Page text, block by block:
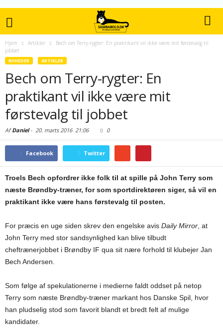
Hjem Artikler
Bech om Terry-rygter: En praktikant vil ikke være mit førstevalg til
jobbet
NYHEDER ARTIKLER
Bech om Terry-rygter: En
praktikant vil ikke være mit
førstevalg til jobbet
AfDaniel- 20. marts 201621:06 0
Facebook Twitter
Troels Bech opfordrer ikke folk til at spille på John Terry som
næste Brøndby-træner, for som sportdirektøren siger, så vil en
praktikant ikke være hans førstevalg til posten.
For præcis en uge siden skrev den engelske avis Daily Mirror , at
John Terry med stor sandsynlighed kan blive tilbudt
cheftrænerjobbet i Brøndby IF qua sit nære forhold til klubejer Jan
Bech Andersen.
Som følge af spekulationerne i medierne faldt oddset på netop
Terry som næste Brøndby-træner markant hos Danske Spil, hvor
han pludselig stod som favorit blandt et bredt felt af mulige
kandidater.